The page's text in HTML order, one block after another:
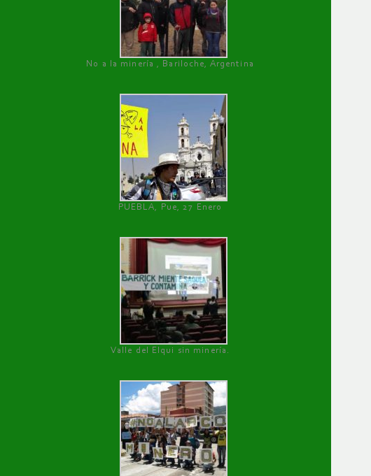
No a la minería , Bariloche, Argentina
PUEBLA, Pue, 27 Enero
Valle del Elqui sin minería.